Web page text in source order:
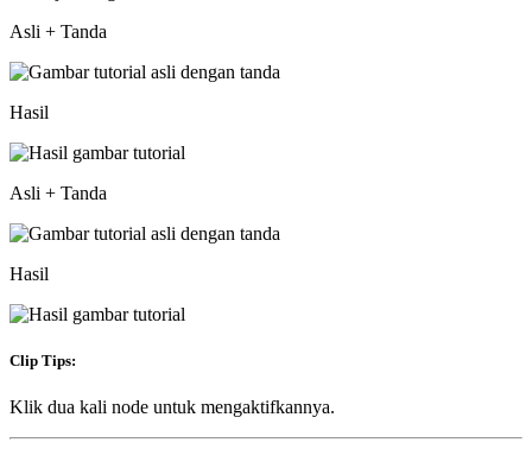
Asli + Tanda
Hasil
Asli + Tanda
Hasil
Clip Tips:
Klik dua kali node untuk mengaktifkannya.